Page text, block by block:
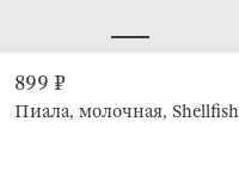
899 ₽
Пиала, молочная, Shellfish